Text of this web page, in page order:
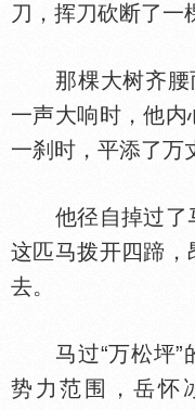
刀，挥刀砍断了
那棵大树齐腰
一声大响时，他
一刹时，平添了万
他径自掉过了
这匹马拨开四蹄
去。
马过“万松坪”
势力范围，岳怀